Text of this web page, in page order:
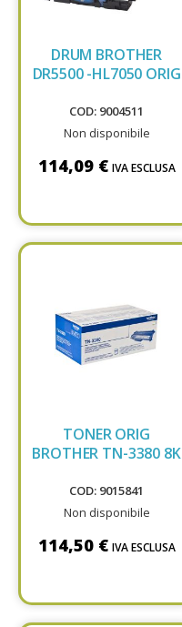
DRUM BROTHER
DR5500 -HL7050 ORIG
COD: 9004511
Non disponibile
114,09 € IVA ESCLUSA
TONER ORIG
BROTHER TN-3380 8K
COD: 9015841
Non disponibile
114,50 € IVA ESCLUSA